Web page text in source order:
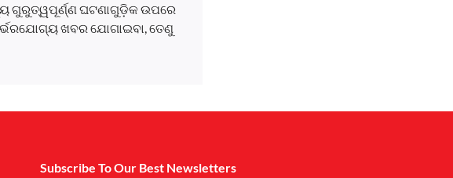
ଗୁରୁତ୍ୱପୂର୍ଣ୍ଣ ଘଟଣାଗୁଡ଼ିକ ଉପରେ
ଖବର ଯୋଗାଇବା, ତେଣୁ
Subscribe To Our Best Newsletters